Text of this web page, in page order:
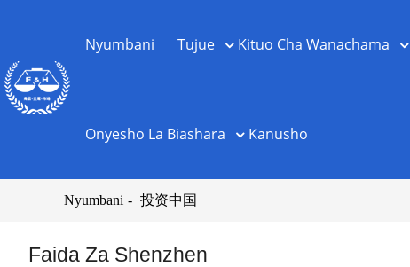
Nyumbani Tujue Kituo Cha Wanachama
Onyesho La Biashara Kanusho
Nyumbani 投资中国
Faida Za Shenzhen